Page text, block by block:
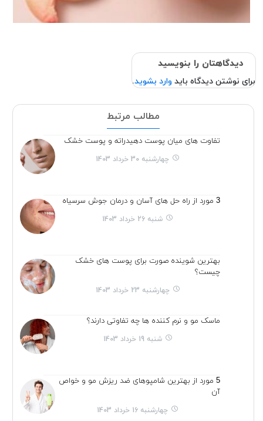
دیدگاهتان را بنویسید
برای نوشتن دیدگاه باید وارد بشوید.
مطالب مرتبط
تفاوت های میان پوست دهیدراته و پوست خشک
چهارشنبه 30 خرداد 1403
3 مورد از راه حل های آسان و درمان جوش سرسیاه
شنبه 26 خرداد 1403
بهترین شوینده صورت برای پوست های خشک
چیست؟
چهارشنبه 23 خرداد 1403
ماسک مو و نرم کننده ها چه تفاوتی دارند؟
شنبه 19 خرداد 1403
5 مورد از بهترین شامپوهای ضد ریزش مو و خواص
آن
چهارشنبه 16 خرداد 1403